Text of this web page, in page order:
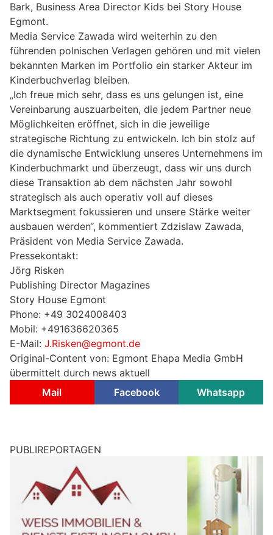
Bark, Business Area Director Kids bei Story House
Egmont.
Media Service Zawada wird weiterhin zu den
führenden polnischen Verlagen gehören und mit vielen
bekannten Marken im Portfolio ein starker Akteur im
Kinderbuchverlag bleiben.
„Ich freue mich sehr, dass es uns gelungen ist, eine
Vereinbarung auszuarbeiten, die jedem Partner neue
Möglichkeiten eröffnet, sich in die jeweilige
strategische Richtung zu entwickeln. Ich bin stolz auf
die dynamische Entwicklung unseres Unternehmens im
Kinderbuchmarkt und überzeugt, dass wir uns durch
diese Transaktion ab dem nächsten Jahr sowohl
strategisch als auch operativ voll auf dieses
Marktsegment fokussieren und unsere Stärke weiter
ausbauen werden“, kommentiert Zdzislaw Zawada,
Präsident von Media Service Zawada.
Pressekontakt:
Jörg Risken
Publishing Director Magazines
Story House Egmont
Phone: +49 3024008403
Mobil: +491636620365
E-Mail: J.Risken@egmont.de
Original-Content von: Egmont Ehapa Media GmbH
übermittelt durch news aktuell
Mail
Facebook Whatsapp
PUBLIREPORTAGEN